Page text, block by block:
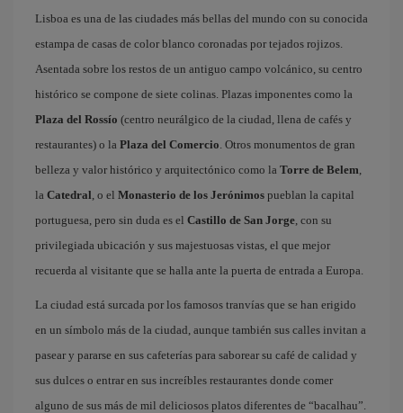
Lisboa es una de las ciudades más bellas del mundo con su conocida
estampa de casas de color blanco coronadas por tejados rojizos.
Asentada sobre los restos de un antiguo campo volcánico, su centro
histórico se compone de siete colinas. Plazas imponentes como la
Plaza del Rossío (centro neurálgico de la ciudad, llena de cafés y
restaurantes) o la Plaza del Comercio. Otros monumentos de gran
belleza y valor histórico y arquitectónico como la Torre de Belem,
la Catedral, o el Monasterio de los Jerónimos pueblan la capital
portuguesa, pero sin duda es el Castillo de San Jorge, con su
privilegiada ubicación y sus majestuosas vistas, el que mejor
recuerda al visitante que se halla ante la puerta de entrada a Europa.
La ciudad está surcada por los famosos tranvías que se han erigido
en un símbolo más de la ciudad, aunque también sus calles invitan a
pasear y pararse en sus cafeterías para saborear su café de calidad y
sus dulces o entrar en sus increíbles restaurantes donde comer
alguno de sus más de mil deliciosos platos diferentes de “bacalhau”.